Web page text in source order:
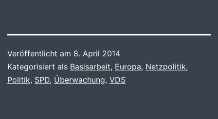
Veröffentlicht am 8. April 2014
Kategorisiert als Basisarbeit, Europa, Netzpolitik,
Politik, SPD, Überwachung, VDS